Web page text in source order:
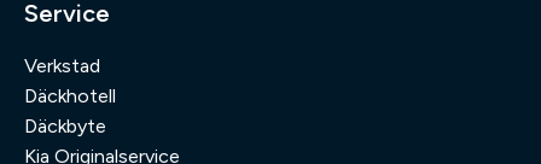
Service
Verkstad
Däckhotell
Däckbyte
Kia Originalservice